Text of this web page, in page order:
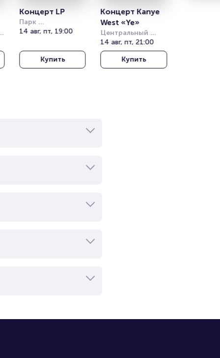
Концерт LP
Парк
Кучукчифтлик
14 авг, пт, 19:00
Купить
Концерт Kanye
West «Ye»
Центральный
стадион Алматы
14 авг, пт, 21:00
Купить